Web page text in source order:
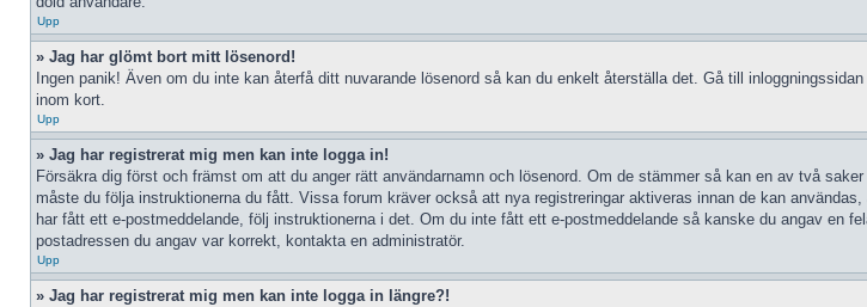
Upp
» Jag har glömt bort mitt lösenord!
Ingen panik! Även om du inte kan återfå ditt nuvarande lösenord så kan du enkelt återställa det. Gå till
inom kort.
Upp
» Jag har registrerat mig men kan inte logga in!
Försäkra dig först och främst om att du anger rätt användarnamn och lösenord. Om de stämmer så kan en av två
måste du följa instruktionerna du fått. Vissa forum kräver också att nya registreringar aktiveras innan de kan
har fått ett e-postmeddelande, följ instruktionerna i det. Om du inte fått ett e-postmeddelande så kanske du angav en
postadressen du angav var korrekt, kontakta en administratör.
Upp
» Jag har registrerat mig men kan inte logga in längre?!